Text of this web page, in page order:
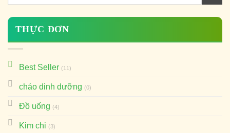
THỰC ĐƠN
Best Seller (11)
cháo dinh dưỡng (0)
Đồ uống (4)
Kim chi (3)